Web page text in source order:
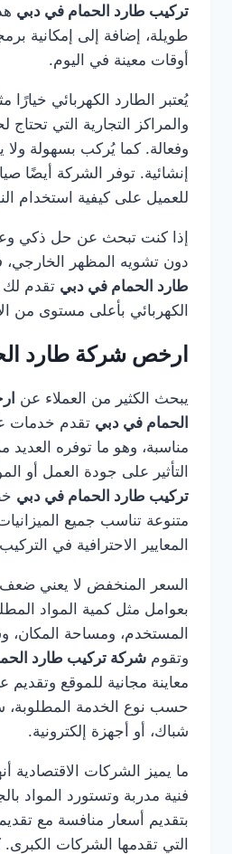
تركيب طارد الحمام في دبي
طويلة، إضافة إلى إمكانية
أوقات معينة في اليوم.
يُعتبر الطارد الكهربائي خيارًا
والمراكز التجارية التي تحتاج
وفعالة. كما يُركب بسهولة ولا
إنشائية. توفر الشركة أيضًا
للعميل على كيفية استخدام
إذا كنت تبحث عن حل ذكي
دون تشويه المظهر الخارجي،
طارد الحمام في دبي تقدم لك
الكهربائي بأعلى مستوى من
ارخص شركة طارد
يبحث الكثير من العملاء عن
الحمام في دبي تقدم خدمات
مناسبة، وهو ما توفره
التأثير على جودة العمل أو
تركيب طارد الحمام في دبي
متنوعة تناسب جميع
المعايير الاحترافية في
السعر المنخفض لا يعني ضعف
بعوامل مثل كمية المواد
المستخدم، ومساحة المكان،
وتقوم شركة تركيب طارد
معاينة مجانية للموقع
حسب نوع الخدمة المطلوبة،
شباك، أو أجهزة إلكترونية.
ما يميز الشركات الاقتصادية
فنية مدربة وتستورد المواد
بتقديم أسعار منافسة مع
التي تقدمها الشركات